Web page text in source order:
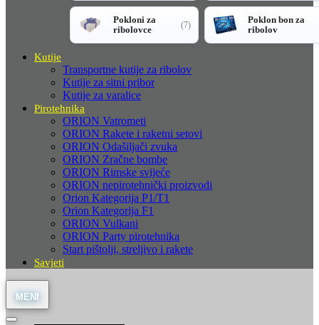
Pokloni za
ribolovce
(7)
Poklon bon za
ribolov
Kutije
Transportne kutije za ribolov
Kutije za sitni pribor
Kutije za varalice
Pirotehnika
ORION Vatrometi
ORION Rakete i raketni setovi
ORION Odašiljači zvuka
ORION Zračne bombe
ORION Rimske svijeće
ORION nepirotehnički proizvodi
Orion Kategorija P1/T1
Orion Kategorija F1
ORION Vulkani
ORION Party pirotehnika
Start pištolji, streljivo i rakete
Savjeti